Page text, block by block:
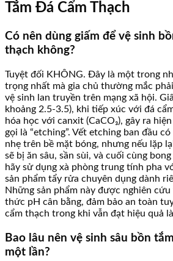
Tắm Đá Cẩm Thạch
Có nên dùng giấm để vệ sinh
thạch không?
Tuyệt đối KHÔNG. Đây là một trong
trọng nhất mà gia chủ thường mắc
vệ sinh lan truyền trên mạng xã hội.
khoảng 2.5-3.5), khi tiếp xúc với đá
hóa học với canxit (CaCO₃), gây ra
gọi là “etching”. Vết etching ban đầu
nhẹ trên bề mặt bóng, nhưng nếu lặp
sẽ bị ăn sâu, sần sùi, và cuối cùng
hãy sử dụng xà phòng trung tính pha
sản phẩm tẩy rửa chuyên dụng dành
Những sản phẩm này được nghiên
thức pH cân bằng, đảm bảo an toàn
cẩm thạch trong khi vẫn đạt hiệu quả
Bao lâu nên vệ sinh sâu bồn
một lần?